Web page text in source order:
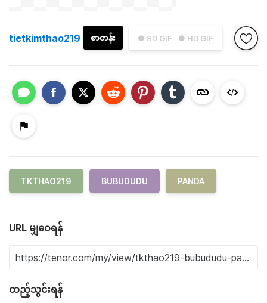
● SD GIF ● HD GIF
စာတန်း
tietkimthao219
TKTHAO219 BUBUDUDU PANDA
URL မျှဝေရန်
ထည့်သွင်းရန်